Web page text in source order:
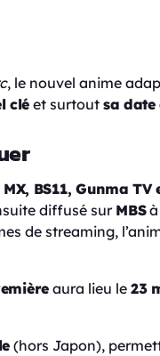
, le nouvel anime
cléet surtout sa date
BS11, Gunma TV
diffusé surMBS
de streaming,
aura lieu le 23
(hors Japon),